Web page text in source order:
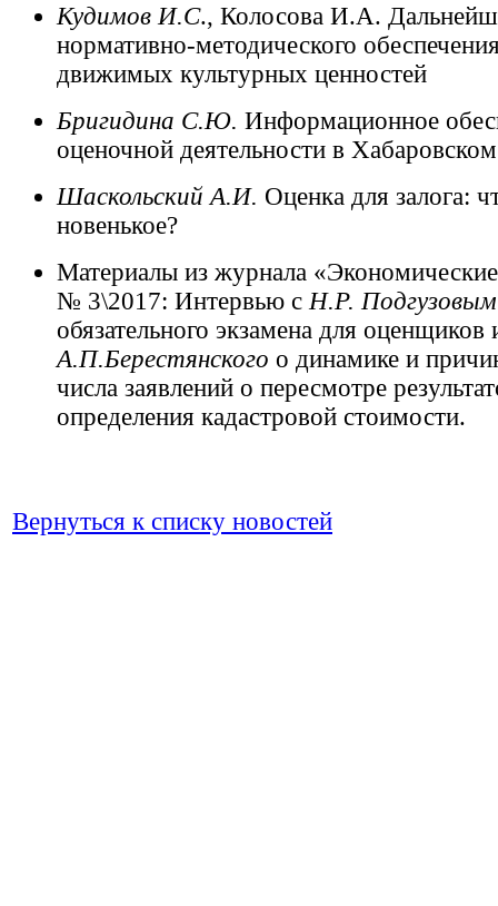
Кудимов И.С., Колосова И.А.
нормативно-методического
движимых культурных ценностей
Бригидина С.Ю. Информационное
оценочной деятельности в
Шаскольский А.И. Оценка для залога:
новенькое?
Материалы из журнала «Экономические
№ 3\2017: Интервью с Н.Р.
обязательного экзамена для оценщиков
А.П.Берестянского о динамике и
числа заявлений о пересмотре
определения кадастровой стоимости.
Вернуться к списку новостей